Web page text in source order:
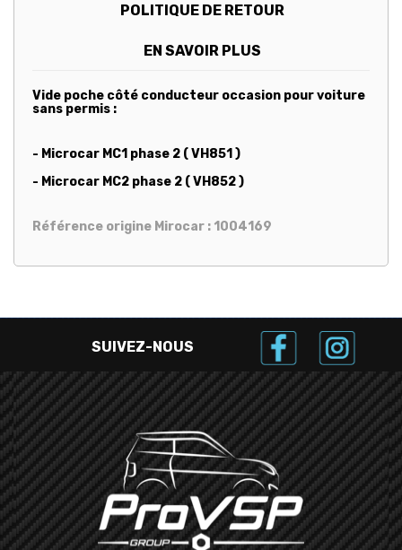
POLITIQUE DE RETOUR
EN SAVOIR PLUS
Vide poche côté conducteur occasion pour voiture
sans permis :
- Microcar MC1 phase 2 ( VH851 )
- Microcar MC2 phase 2 ( VH852 )
Référence origine Mirocar : 1004169
SUIVEZ-NOUS